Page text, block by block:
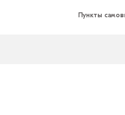
Пункты